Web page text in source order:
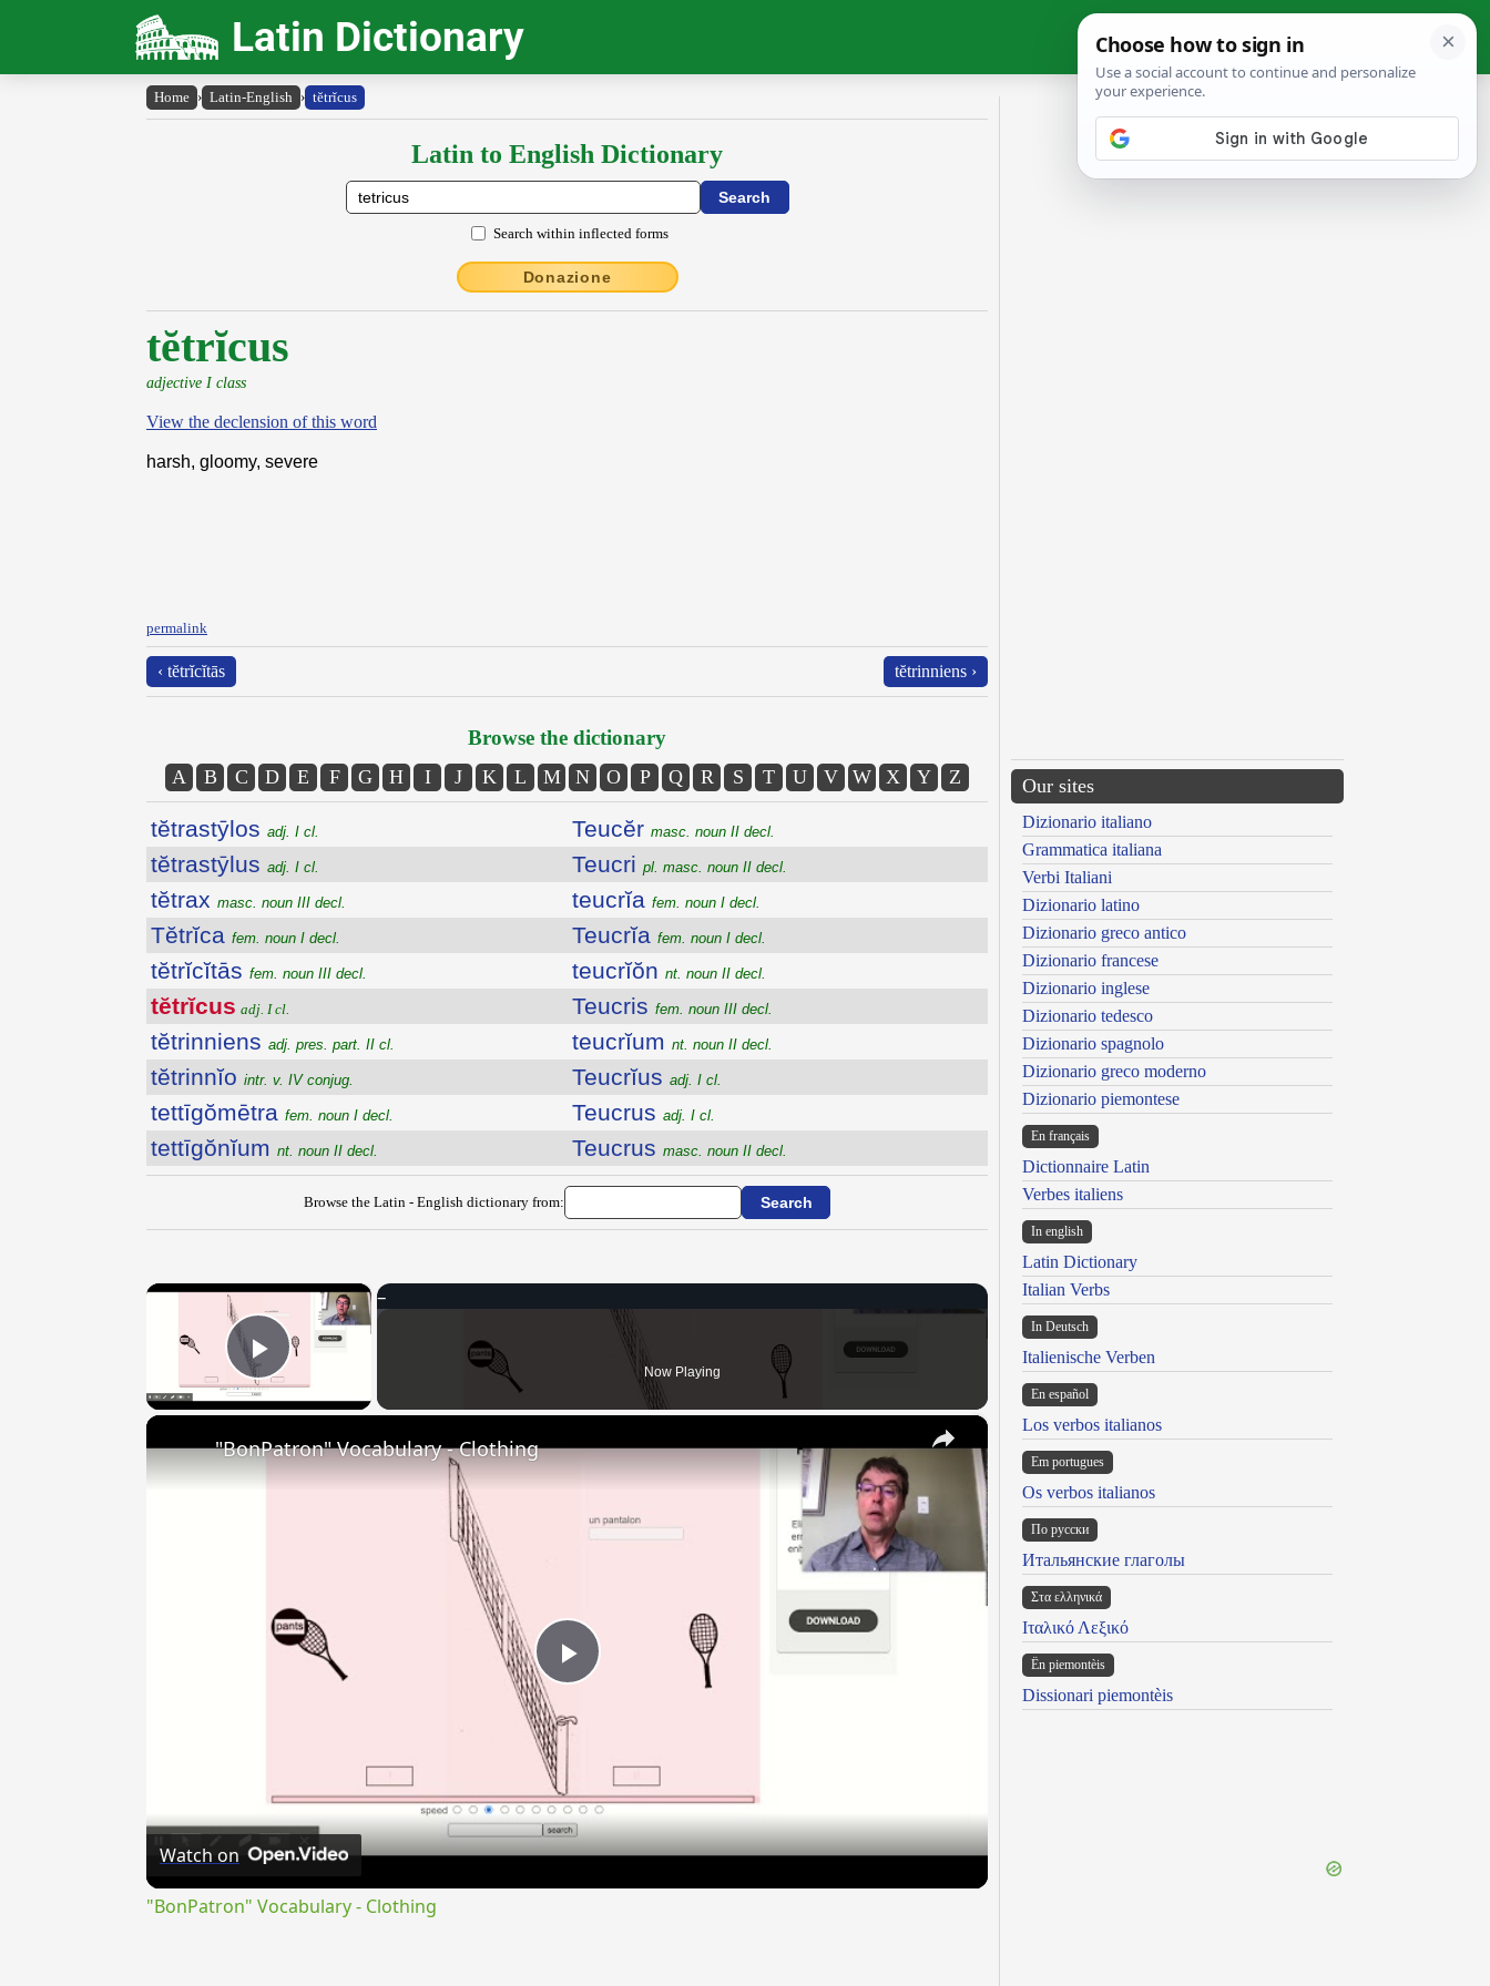
Latin Dictionary
Home › Latin-English › tĕtrĭcus
Latin to English Dictionary
Search within inflected forms
Donazione
tĕtrĭcus
adjective I class
View the declension of this word
harsh, gloomy, severe
permalink
‹ tĕtrĭcĭtās tĕtrinniens ›
Browse the dictionary
A B C D E F G H I J K L M N O P Q R S T U V W X Y Z
tĕtrastȳlos adj. I cl.
tĕtrastȳlus adj. I cl.
tĕtrax masc. noun III decl.
Tĕtrĭca fem. noun I decl.
tĕtrĭcĭtās fem. noun III decl.
tĕtrĭcus adj. I cl.
tĕtrinniens adj. pres. part. II cl.
tĕtrinnĭo intr. v. IV conjug.
tettīgŏmētra fem. noun I decl.
tettīgŏnĭum nt. noun II decl.
Teucĕr masc. noun II decl.
Teucri pl. masc. noun II decl.
teucrĭa fem. noun I decl.
Teucrĭa fem. noun I decl.
teucrĭŏn nt. noun II decl.
Teucris fem. noun III decl.
teucrĭum nt. noun II decl.
Teucrĭus adj. I cl.
Teucrus adj. I cl.
Teucrus masc. noun II decl.
Browse the Latin - English dictionary from:
×
Play Video Now Playing
×
Play
Video
"BonPatron" Vocabulary - Clothing
Watch on
"BonPatron" Vocabulary - Clothing
Our sites
Dizionario italiano
Grammatica italiana
Verbi Italiani
Dizionario latino
Dizionario greco antico
Dizionario francese
Dizionario inglese
Dizionario tedesco
Dizionario spagnolo
Dizionario greco moderno
Dizionario piemontese
En français
Dictionnaire Latin
Verbes italiens
In english
Latin Dictionary
Italian Verbs
In Deutsch
Italienische Verben
En español
Los verbos italianos
Em portugues
Os verbos italianos
По русски
Итальянские глаголы
Στα ελληνικά
Ιταλικό Λεξικό
Ën piemontèis
Dissionari piemontèis